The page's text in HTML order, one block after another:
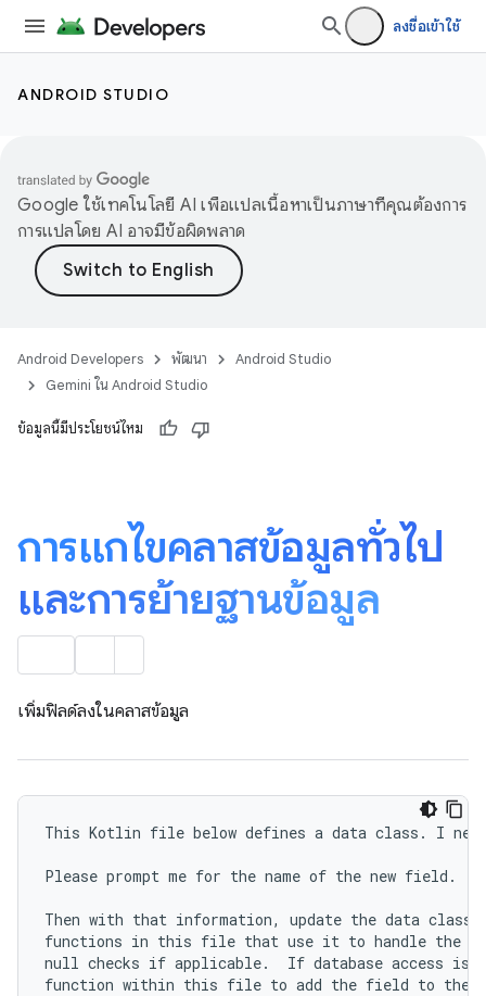
ลงชื่อเข้าใช้
ANDROID STUDIO
Google ใช้เทคโนโลยี AI เพื่อแปลเนื้อหาเป็นภาษาที่คุณต้องการ
การแปลโดย AI อาจมีข้อผิดพลาด
Android Developers พัฒนา
Android Studio
Gemini ใน Android Studio
ข้อมูลนี้มีประโยชน์ไหม
การแก้ไขคลาสข้อมูลทั่วไป
และการย้ายฐานข้อมูล
เพิ่มฟิลด์ลงในคลาสข้อมูล
This Kotlin file below defines a data class. I
Please prompt me for the name of the new field.
Then with that information, update the data
functions in this file that use it to handle the
null checks if applicable.  If database access is
function within this file to add the field to the